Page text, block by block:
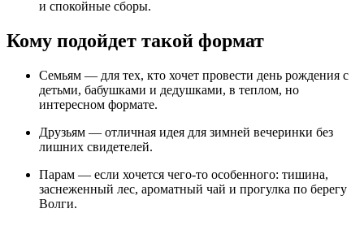
и спокойные сборы.
Кому подойдет такой формат
Семьям — для тех, кто хочет провести день рождения с
детьми, бабушками и дедушками, в теплом, но
интересном формате.
Друзьям — отличная идея для зимней вечеринки без
лишних свидетелей.
Парам — если хочется чего-то особенного: тишина,
заснеженный лес, ароматный чай и прогулка по берегу
Волги.